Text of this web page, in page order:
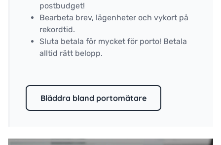
postbudget!
Bearbeta brev, lägenheter och vykort på
rekordtid.
Sluta betala för mycket för porto! Betala
alltid rätt belopp.
Bläddra bland portomätare